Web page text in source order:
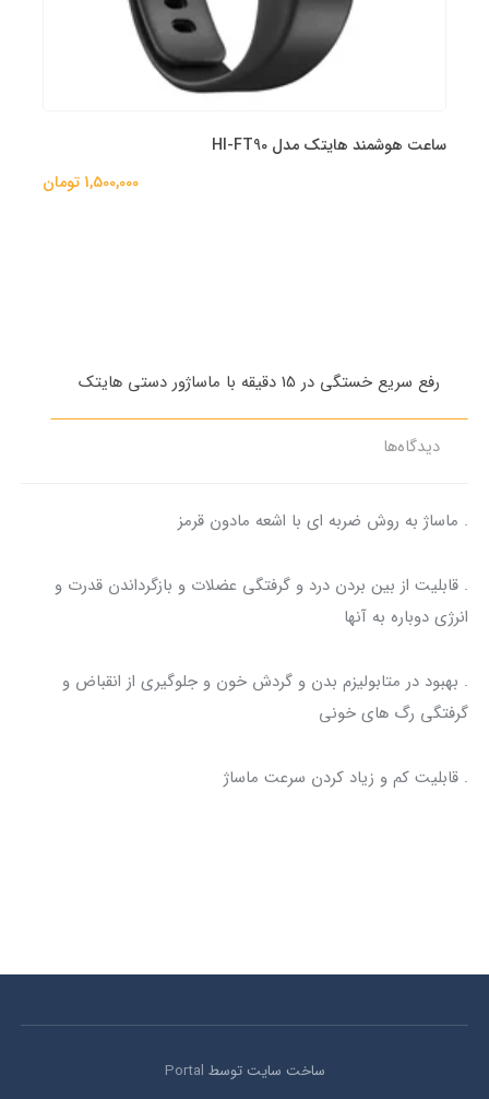
ساعت هوشمند هایتک مدل HI-FT90
1,500,000 تومان
رفع سریع خستگی در 15 دقیقه با ماساژور دستی هایتک
دیدگاه‌ها
. ماساژ به روش ضربه ای با اشعه مادون قرمز
. قابلیت از بین بردن درد و گرفتگی عضلات و بازگرداندن قدرت و
انرژی دوباره به آنها
. بهبود در متابولیزم بدن و گردش خون و جلوگیری از انقباض و
گرفتگی رگ های خونی
. قابلیت کم و زیاد کردن سرعت ماساژ
ساخت سایت توسط Portal